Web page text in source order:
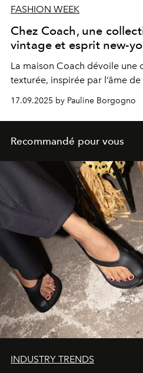
FASHION WEEK
Chez Coach, une
vintage et esprit new-
La maison Coach dévoile une
texturée, inspirée par l’âme de
17.09.2025 by Pauline Borgogno
Recommandé pour vous
INDUSTRY TRENDS